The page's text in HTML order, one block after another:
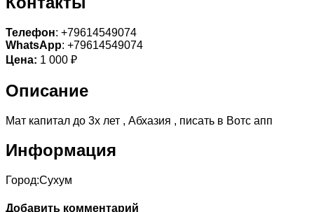
Телефон: +79614549074
WhatsApp: +79614549074
Цена: 1 000 ₽
Описание
Мат капитал до 3х лет , Абхазия , писать в Вотс апп
Информация
Город:Сухум
Добавить комментарий